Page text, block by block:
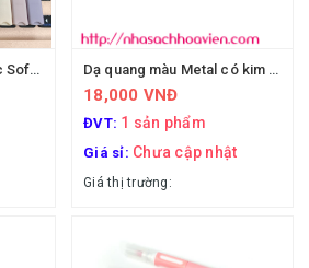
Dạ quang màu hàn quốc Soft head Dạ quang màu Metal có kim tuyến Cevava Mini-0504
18,000 VNĐ
ĐVT: 1 sản phẩm
Giá sỉ: Chưa cập nhật
Giá thị trường: